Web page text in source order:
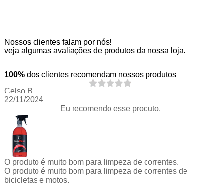
Nossos clientes falam por nós!
veja algumas avaliações de produtos da nossa loja.
100% dos clientes recomendam nossos produtos
Celso B.
22/11/2024
Eu recomendo esse produto.
O produto é muito bom para limpeza de correntes.
O produto é muito bom para limpeza de correntes de
bicicletas e motos.